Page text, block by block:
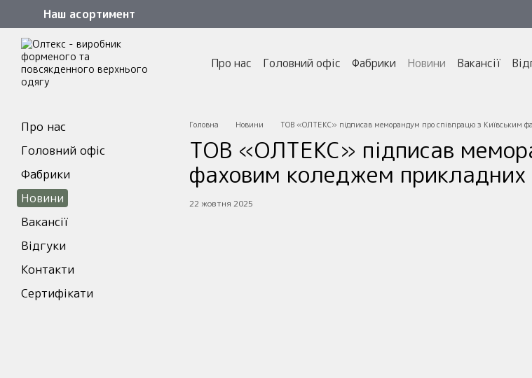
Перейти до основного контенту
Наш асортимент
Про нас Головний офіс Фабрики Новини Вакансії
Головна Новини ТОВ «ОЛТЕКС» підписав меморандум про співпрацю з Київським
ТОВ «ОЛТЕКС» підписав
фаховим коледжем прикладних
22 жовтня 2025
Про нас
Головний офіс
Фабрики
Новини
Вакансії
Відгуки
Контакти
Сертифікати